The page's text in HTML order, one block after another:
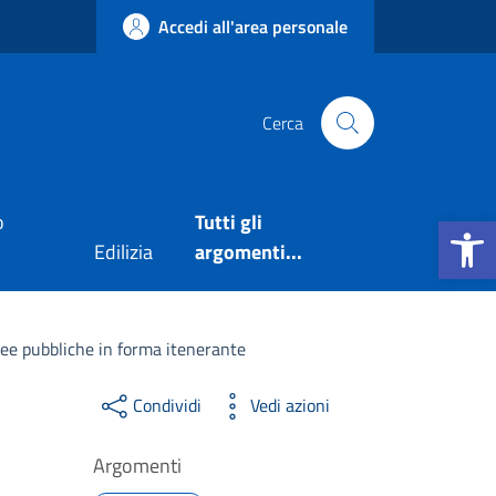
Apri la
Accedi all'area personale
Cerca
Edilizia
Tutti gli
argomenti...
pubbliche in forma itenerante
Condividi Vedi azioni
Argomenti